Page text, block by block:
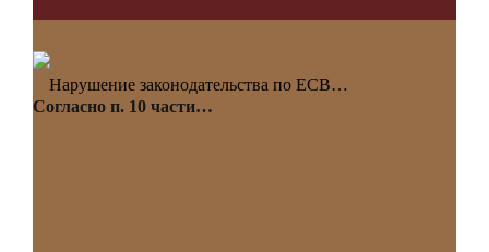
Нарушение законодательства по ЕСВ…
Согласно п. 10 части…